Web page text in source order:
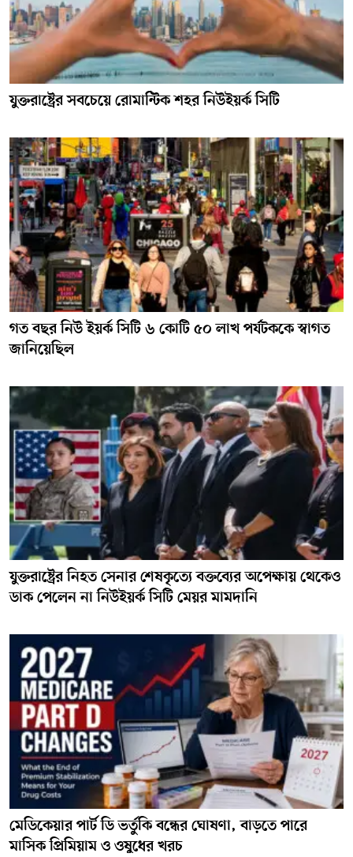
যুক্তরাষ্ট্রের সবচেয়ে রোমান্টিক শহর নিউইয়র্ক সিটি
গত বছর নিউ ইয়র্ক সিটি ৬ কোটি ৫০ লাখ পর্যটককে স্বাগত
জানিয়েছিল
যুক্তরাষ্ট্রের নিহত সেনার শেষকৃত্যে বক্তব্যের অপেক্ষায় থেকেও
ডাক পেলেন না নিউইয়র্ক সিটি মেয়র মামদানি
মেডিকেয়ার পার্ট ডি ভর্তুকি বন্ধের ঘোষণা, বাড়তে পারে
মাসিক প্রিমিয়াম ও ওষুধের খরচ